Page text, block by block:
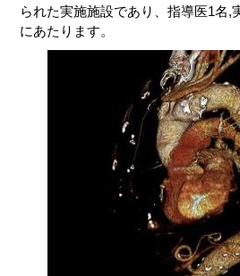
られた実施施設であり、指導医1名,
にあたります。